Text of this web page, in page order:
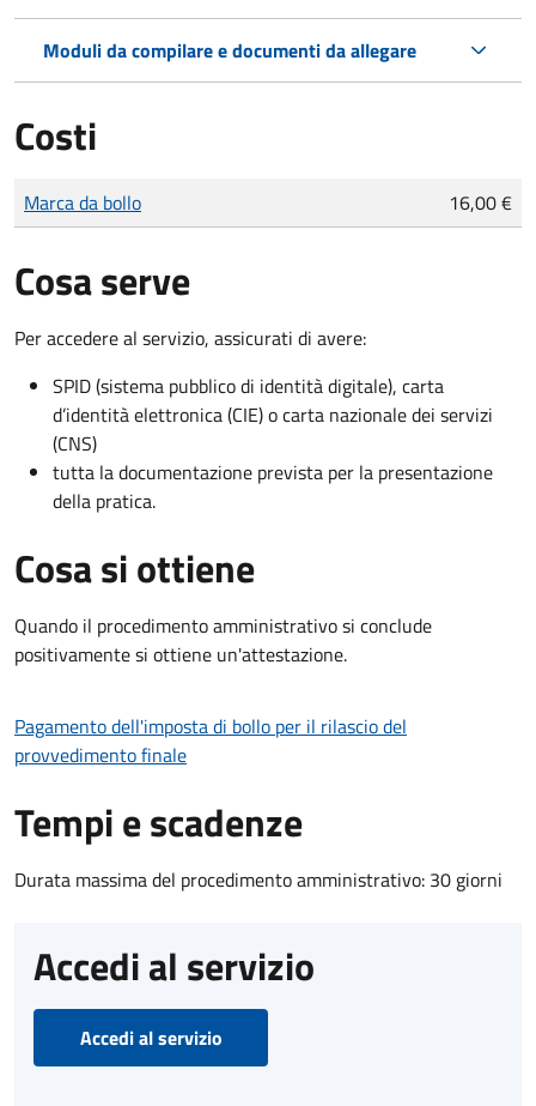
Moduli da compilare e documenti da allegare
Costi
Tipo di pagamento
Importo
Marca da bollo 16,00 €
Cosa serve
Per accedere al servizio, assicurati di avere:
SPID (sistema pubblico di identità digitale), carta
d’identità elettronica (CIE) o carta nazionale dei servizi
(CNS)
tutta la documentazione prevista per la presentazione
della pratica.
Cosa si ottiene
Quando il procedimento amministrativo si conclude
positivamente si ottiene un'attestazione.
Pagamento dell'imposta di bollo per il rilascio del
provvedimento finale
Tempi e scadenze
Durata massima del procedimento amministrativo: 30 giorni
Accedi al servizio
Accedi al servizio